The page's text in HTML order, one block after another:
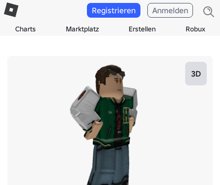
Charts Marktplatz Erstellen Robux
Registrieren Anmelden
3D